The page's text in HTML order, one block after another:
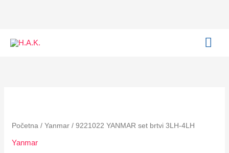
Početna /Yanmar / 9221022 YANMAR set brtvi 3LH-4LH
Yanmar
set
3LH-
4LH